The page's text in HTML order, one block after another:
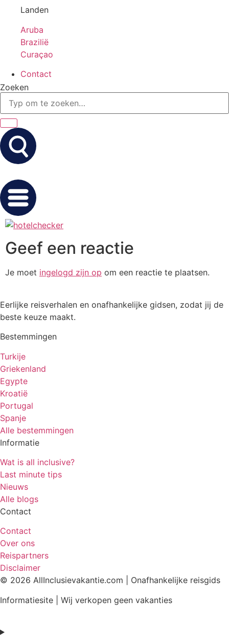
Landen
Aruba
Brazilië
Curaçao
Contact
Zoeken
Geef een reactie
Je moet ingelogd zijn op om een reactie te plaatsen.
Eerlijke reisverhalen en onafhankelijke gidsen, zodat jij de
beste keuze maakt.
Bestemmingen
Turkije
Griekenland
Egypte
Kroatië
Portugal
Spanje
Alle bestemmingen
Informatie
Wat is all inclusive?
Last minute tips
Nieuws
Alle blogs
Contact
Contact
Over ons
Reispartners
Disclaimer
© 2026 AllInclusievakantie.com | Onafhankelijke reisgids
Informatiesite | Wij verkopen geen vakanties